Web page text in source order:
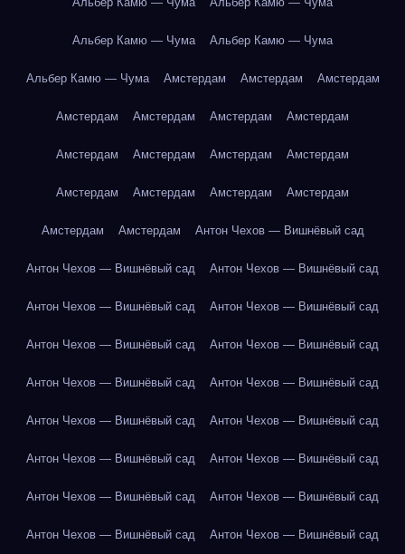
Альбер Камю — Чума Альбер Камю — Чума
Альбер Камю — Чума Амстердам Амстердам Амстердам
Амстердам Амстердам Амстердам Амстердам
Амстердам Амстердам Амстердам Амстердам
Амстердам Амстердам Амстердам Амстердам
Амстердам Амстердам Антон Чехов — Вишнёвый сад
Антон Чехов — Вишнёвый сад Антон Чехов — Вишнёвый сад
Антон Чехов — Вишнёвый сад Антон Чехов — Вишнёвый сад
Антон Чехов — Вишнёвый сад Антон Чехов — Вишнёвый сад
Антон Чехов — Вишнёвый сад Антон Чехов — Вишнёвый сад
Антон Чехов — Вишнёвый сад Антон Чехов — Вишнёвый сад
Антон Чехов — Вишнёвый сад Антон Чехов — Вишнёвый сад
Антон Чехов — Вишнёвый сад Антон Чехов — Вишнёвый сад
Антон Чехов — Вишнёвый сад Антон Чехов — Вишнёвый сад